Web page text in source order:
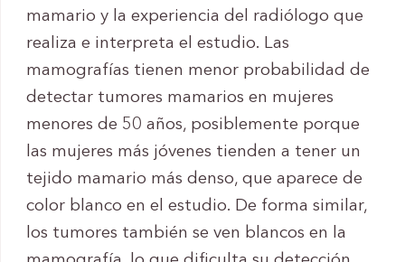
mamario y la experiencia del radiólogo que
realiza e interpreta el estudio. Las
mamografías tienen menor probabilidad de
detectar tumores mamarios en mujeres
menores de 50 años, posiblemente porque
las mujeres más jóvenes tienden a tener un
tejido mamario más denso, que aparece de
color blanco en el estudio. De forma similar,
los tumores también se ven blancos en la